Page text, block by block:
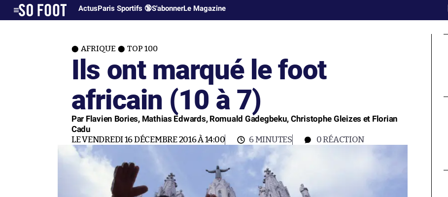
ActusParis Sportifs 🔞S'abonnerLe Magazine
AFRIQUE TOP 100
Ils ont marqué le foot
africain (10 à 7)
Par Flavien Bories, Mathias Edwards, Romuald Gadegbeku, Christophe Gleizes et Florian
Cadu
LE VENDREDI 16 DÉCEMBRE 2016 À 14:00 6 MINUTES 0RÉACTION